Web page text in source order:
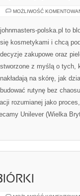
MOŻLIWOŚĆ
johnmasters-polska.pl to
się kosmetykami i chcą
decyzje zakupowe oraz
stworzone z myślą o tych,
nakładają na skórę, jak
budować rutynę bez
rozumianej jako
Unilever (Wielka